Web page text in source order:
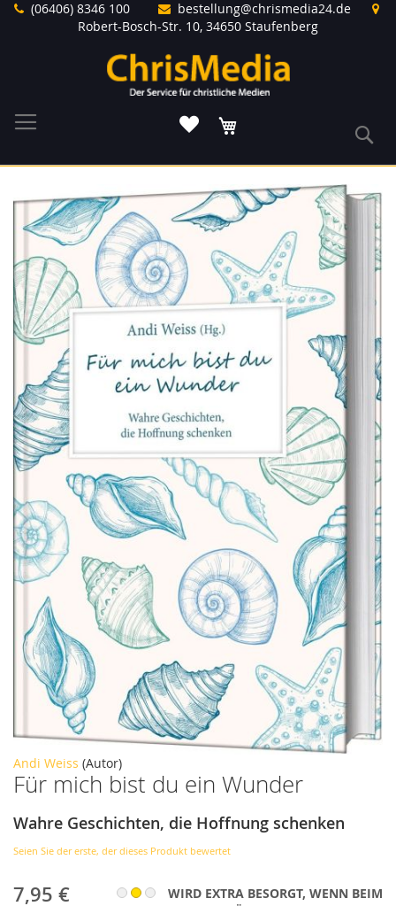
Direkt(06406) 8346 100
bestellung@chrismedia24.de
Robert-Bosch-Str. 10, 34650 Staufenberg
Andi Weiss (Autor)
Für mich bist du ein Wunder
Wahre Geschichten, die Hoffnung schenken
Seien Sie der erste, der dieses Produkt bewertet
7,95 €
WIRD EXTRA BESORGT, WENN BEIM
der
Bildergalerie
springen
Zum
Anfang
der
Bildergalerie
springen